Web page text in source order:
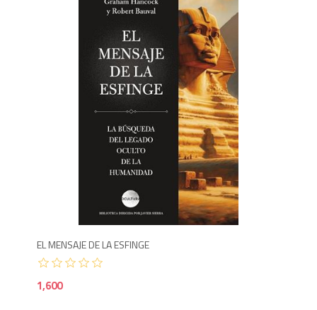
EL MENSAJE DE LA ESFINGE
1,600